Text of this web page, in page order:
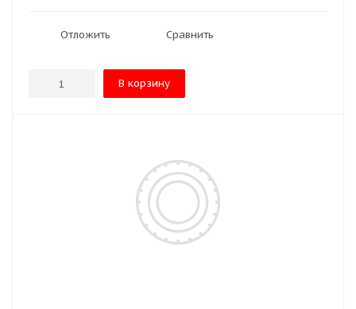
Отложить Сравнить
В корзину